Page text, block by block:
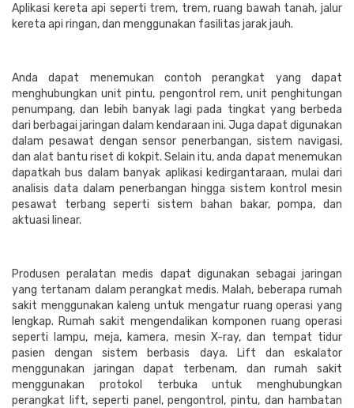
Aplikasi kereta api seperti trem, trem, ruang bawah tanah, jalur
kereta api ringan, dan menggunakan fasilitas jarak jauh.
Anda dapat menemukan contoh perangkat yang dapat
menghubungkan unit pintu, pengontrol rem, unit penghitungan
penumpang, dan lebih banyak lagi pada tingkat yang berbeda
dari berbagai jaringan dalam kendaraan ini. Juga dapat digunakan
dalam pesawat dengan sensor penerbangan, sistem navigasi,
dan alat bantu riset di kokpit. Selain itu, anda dapat menemukan
dapatkah bus dalam banyak aplikasi kedirgantaraan, mulai dari
analisis data dalam penerbangan hingga sistem kontrol mesin
pesawat terbang seperti sistem bahan bakar, pompa, dan
aktuasi linear.
Produsen peralatan medis dapat digunakan sebagai jaringan
yang tertanam dalam perangkat medis. Malah, beberapa rumah
sakit menggunakan kaleng untuk mengatur ruang operasi yang
lengkap. Rumah sakit mengendalikan komponen ruang operasi
seperti lampu, meja, kamera, mesin X-ray, dan tempat tidur
pasien dengan sistem berbasis daya. Lift dan eskalator
menggunakan jaringan dapat terbenam, dan rumah sakit
menggunakan protokol terbuka untuk menghubungkan
perangkat lift, seperti panel, pengontrol, pintu, dan hambatan